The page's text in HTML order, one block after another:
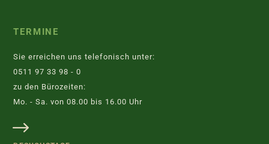
TERMINE
Sie erreichen uns telefonisch unter:
0511 97 33 98 - 0
zu den Bürozeiten:
Mo. - Sa. von 08.00 bis 16.00 Uhr